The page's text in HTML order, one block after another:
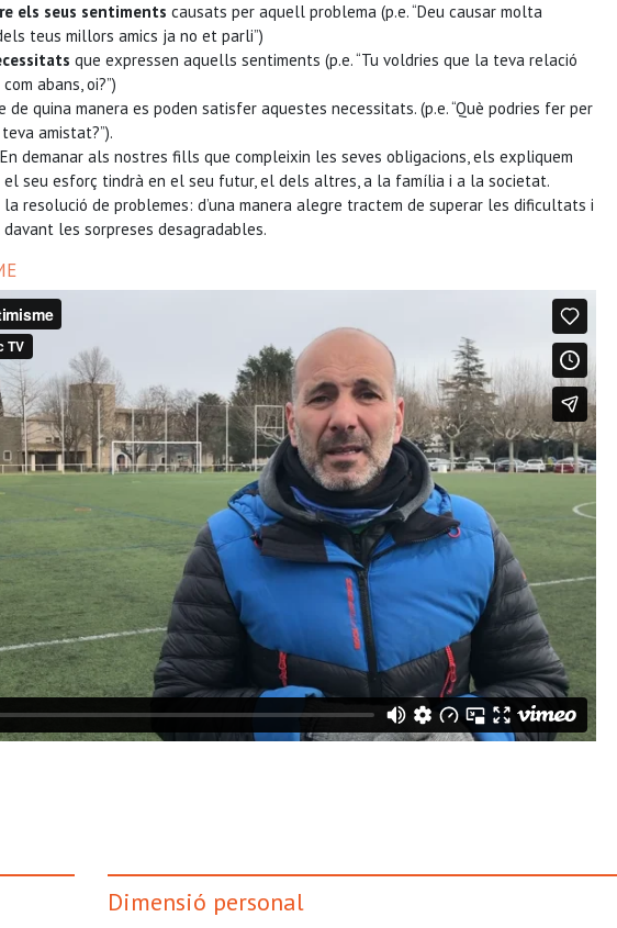
els seus sentiments causats per aquell problema (p.e. “Deu causar molta
teus millors amics ja no et parli”)
que expressen aquells sentiments (p.e. “Tu voldries que la teva relació
abans, oi?”)
de quina manera es poden satisfer aquestes necessitats. (p.e. “Què podries fer per
amistat?”).
demanar als nostres fills que compleixin les seves obligacions, els expliquem
seu esforç tindrà en el seu futur, el dels altres, a la família i a la societat.
resolució de problemes: d’una manera alegre tractem de superar les dificultats i
les sorpreses desagradables.
Dimensió personal